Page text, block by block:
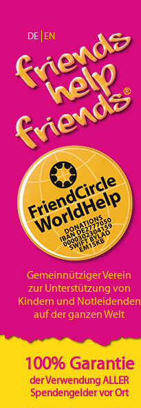
Gemeinnütziger Verein
zur Unterstützung von
Kindern und Notleidenden
auf der ganzen Welt
100% Garantie
der Verwendung ALLER
Spendengelder vor Ort
DE EN